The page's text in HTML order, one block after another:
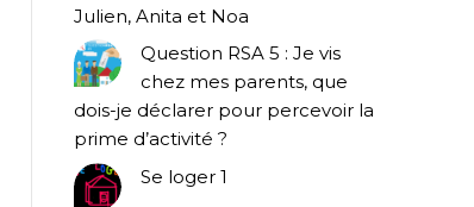
Julien, Anita et Noa
Question RSA 5 : Je vis
chez mes parents, que
dois-je déclarer pour percevoir la
prime d’activité ?
Se loger 1